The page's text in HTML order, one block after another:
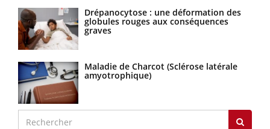
Drépanocytose : une déformation des
globules rouges aux conséquences
graves
Maladie de Charcot (Sclérose latérale
amyotrophique)